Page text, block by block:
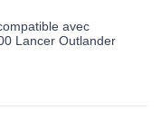
avec
Lancer Outlander